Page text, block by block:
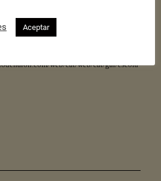
nos procesos de participación
a Administración para a mellora da
web/cat/web/cat/gal/escola-
Aceptar